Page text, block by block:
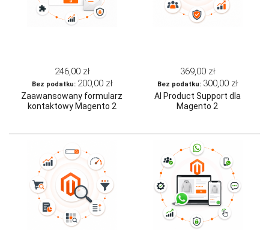
246,00 zł
200,00 zł
Zaawansowany formularz
kontaktowy Magento 2
369,00 zł
300,00 zł
AI Product Support dla
Magento 2